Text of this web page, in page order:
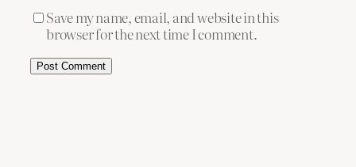
Save my name, email, and website in this
browser for the next time I comment.